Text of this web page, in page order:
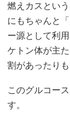
燃えカスとい
にもちゃんと
ー源として利
ケトン体が主
割があったりも
このグルコー
す。